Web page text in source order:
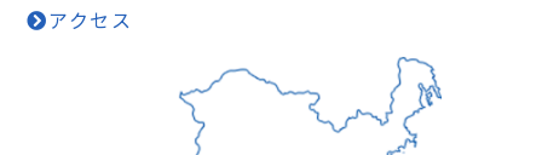
アクセス